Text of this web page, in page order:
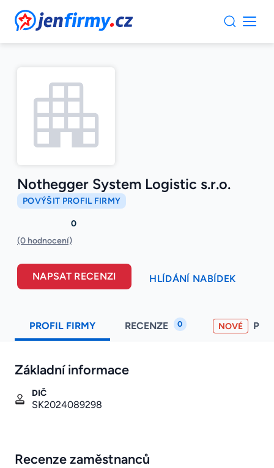
JenFirmy.cz
Nothegger System Logistic s.r.o.
POVÝŠIT PROFIL FIRMY
0
(0 hodnocení)
NAPSAT RECENZI HLÍDÁNÍ NABÍDEK
PROFIL FIRMY RECENZE 0 NOVÉ
Základní informace
DIČ
SK2024089298
Recenze zaměstnanců